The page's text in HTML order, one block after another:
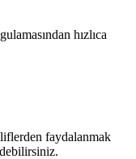
hızlıca
faydalanmak